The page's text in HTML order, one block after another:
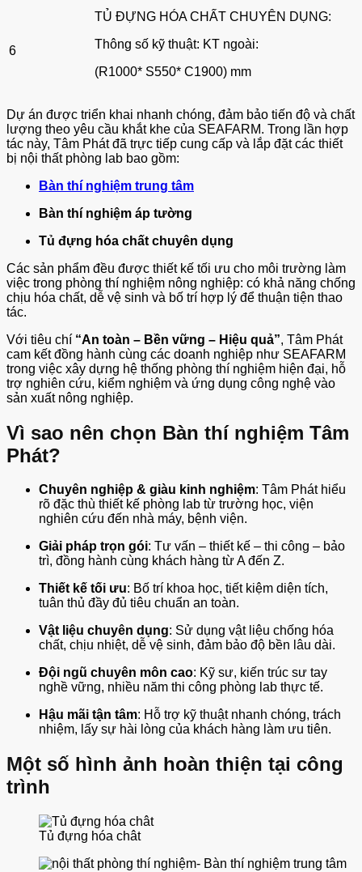
6
TỦ ĐỰNG HÓA CHẤT CHUYÊN DỤNG:
Thông số kỹ thuật: KT ngoài:
(R1000* S550* C1900) mm
Dự án được triển khai nhanh chóng, đảm bảo tiến độ và chất
lượng theo yêu cầu khắt khe của SEAFARM. Trong lần hợp
tác này, Tâm Phát đã trực tiếp cung cấp và lắp đặt các thiết
bị nội thất phòng lab bao gồm:
Bàn thí nghiệm trung tâm
Bàn thí nghiệm áp tường
Tủ đựng hóa chất chuyên dụng
Các sản phẩm đều được thiết kế tối ưu cho môi trường làm
việc trong phòng thí nghiệm nông nghiệp: có khả năng chống
chịu hóa chất, dễ vệ sinh và bố trí hợp lý để thuận tiện thao
tác.
Với tiêu chí “An toàn – Bền vững – Hiệu quả”, Tâm Phát
cam kết đồng hành cùng các doanh nghiệp như SEAFARM
trong việc xây dựng hệ thống phòng thí nghiệm hiện đại, hỗ
trợ nghiên cứu, kiểm nghiệm và ứng dụng công nghệ vào
sản xuất nông nghiệp.
Vì sao nên chọn Bàn thí nghiệm Tâm
Phát?
Chuyên nghiệp & giàu kinh nghiệm: Tâm Phát hiểu
rõ đặc thù thiết kế phòng lab từ trường học, viện
nghiên cứu đến nhà máy, bệnh viện.
Giải pháp trọn gói: Tư vấn – thiết kế – thi công – bảo
trì, đồng hành cùng khách hàng từ A đến Z.
Thiết kế tối ưu: Bố trí khoa học, tiết kiệm diện tích,
tuân thủ đầy đủ tiêu chuẩn an toàn.
Vật liệu chuyên dụng: Sử dụng vật liệu chống hóa
chất, chịu nhiệt, dễ vệ sinh, đảm bảo độ bền lâu dài.
Đội ngũ chuyên môn cao: Kỹ sư, kiến trúc sư tay
nghề vững, nhiều năm thi công phòng lab thực tế.
Hậu mãi tận tâm: Hỗ trợ kỹ thuật nhanh chóng, trách
nhiệm, lấy sự hài lòng của khách hàng làm ưu tiên.
Một số hình ảnh hoàn thiện tại công
trình
Tủ đựng hóa chât